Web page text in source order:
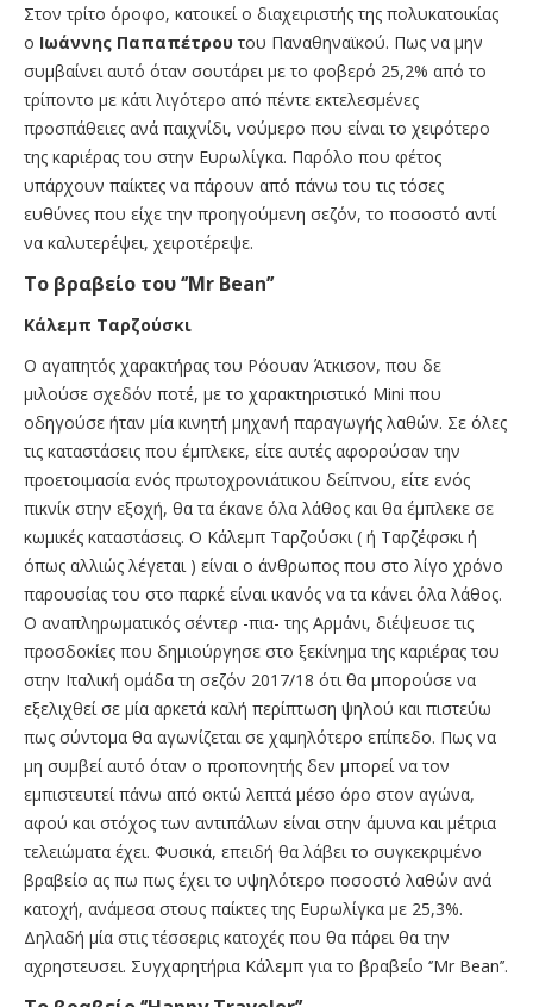
Στον τρίτο όροφο, κατοικεί ο διαχειριστής της πολυκατοικίας
ο Ιωάννης Παπαπέτρου του Παναθηναϊκού. Πως να μην
συμβαίνει αυτό όταν σουτάρει με το φοβερό 25,2% από το
τρίποντο με κάτι λιγότερο από πέντε εκτελεσμένες
προσπάθειες ανά παιχνίδι, νούμερο που είναι το χειρότερο
της καριέρας του στην Ευρωλίγκα. Παρόλο που φέτος
υπάρχουν παίκτες να πάρουν από πάνω του τις τόσες
ευθύνες που είχε την προηγούμενη σεζόν, το ποσοστό αντί
να καλυτερέψει, χειροτέρεψε.
To βραβείο του ‘’Μr Bean’’
Κάλεμπ Ταρζούσκι
Ο αγαπητός χαρακτήρας του Ρόουαν Άτκισον, που δε
μιλούσε σχεδόν ποτέ, με το χαρακτηριστικό Mini που
οδηγούσε ήταν μία κινητή μηχανή παραγωγής λαθών. Σε όλες
τις καταστάσεις που έμπλεκε, είτε αυτές αφορούσαν την
προετοιμασία ενός πρωτοχρονιάτικου δείπνου, είτε ενός
πικνίκ στην εξοχή, θα τα έκανε όλα λάθος και θα έμπλεκε σε
κωμικές καταστάσεις. Ο Κάλεμπ Ταρζούσκι ( ή Ταρζέφσκι ή
όπως αλλιώς λέγεται ) είναι ο άνθρωπος που στο λίγο χρόνο
παρουσίας του στο παρκέ είναι ικανός να τα κάνει όλα λάθος.
Ο αναπληρωματικός σέντερ -πια- της Αρμάνι, διέψευσε τις
προσδοκίες που δημιούργησε στο ξεκίνημα της καριέρας του
στην Ιταλική ομάδα τη σεζόν 2017/18 ότι θα μπορούσε να
εξελιχθεί σε μία αρκετά καλή περίπτωση ψηλού και πιστεύω
πως σύντομα θα αγωνίζεται σε χαμηλότερο επίπεδο. Πως να
μη συμβεί αυτό όταν ο προπονητής δεν μπορεί να τον
εμπιστευτεί πάνω από οκτώ λεπτά μέσο όρο στον αγώνα,
αφού και στόχος των αντιπάλων είναι στην άμυνα και μέτρια
τελειώματα έχει. Φυσικά, επειδή θα λάβει το συγκεκριμένο
βραβείο ας πω πως έχει το υψηλότερο ποσοστό λαθών ανά
κατοχή, ανάμεσα στους παίκτες της Ευρωλίγκα με 25,3%.
Δηλαδή μία στις τέσσερις κατοχές που θα πάρει θα την
αχρηστευσει. Συγχαρητήρια Κάλεμπ για το βραβείο ‘’Mr Bean’’.